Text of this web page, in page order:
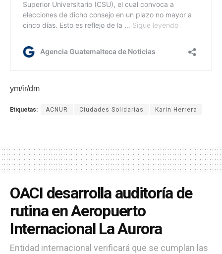
ym/ir/dm
Etiquetas: ACNUR Ciudades Solidarias Karin Herrera
OACI desarrolla auditoría de
rutina en Aeropuerto
Internacional La Aurora
Entidad internacional verificará que se cumplan las